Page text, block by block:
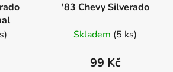
'83 Chevy Silverado
Skladem (5 ks)
99 Kč